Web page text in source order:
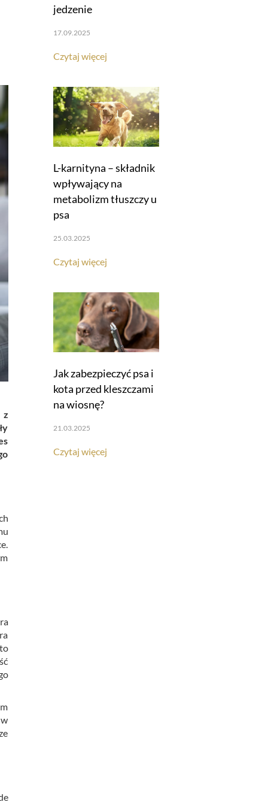
z
jedzenie
17.09.2025
Czytaj więcej
L-karnityna – składnik
wpływający na
metabolizm tłuszczy u
psa
25.03.2025
Czytaj więcej
Jak zabezpieczyć psa i
kota przed kleszczami
na wiosnę?
21.03.2025
Czytaj więcej